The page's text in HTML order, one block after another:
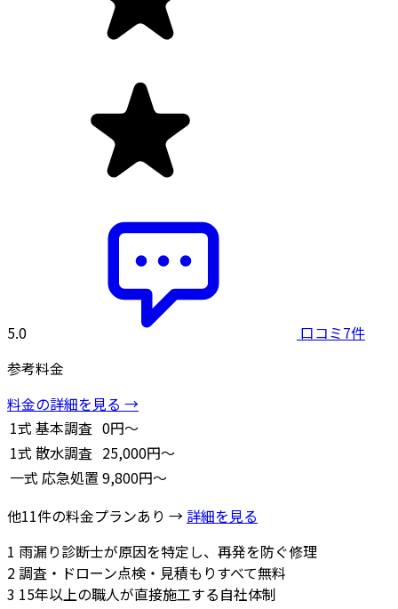
5.0
口コミ7件
参考料金
料金の詳細を見る →
1式 基本調査 0円～
1式 散水調査 25,000円～
一式 応急処置 9,800円～
他11件の料金プランあり → 詳細を見る
1 雨漏り診断士が原因を特定し、再発を防ぐ修理
2調査・ドローン点検・見積もりすべて無料
3 15年以上の職人が直接施工する自社体制